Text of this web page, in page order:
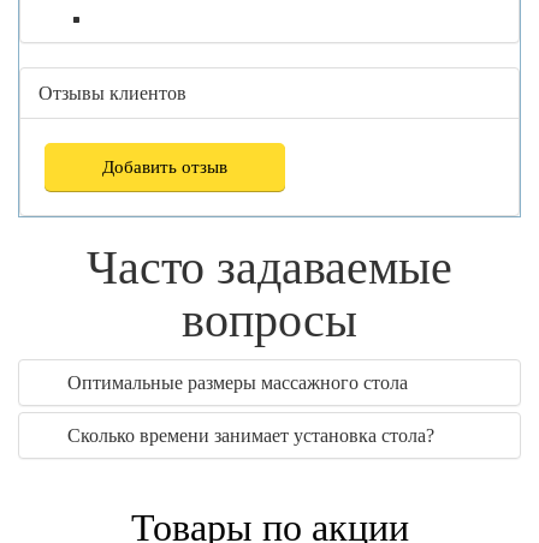
Отзывы клиентов
Добавить отзыв
Часто задаваемые
вопросы
Оптимальные размеры массажного стола
Сколько времени занимает установка стола?
Товары по акции